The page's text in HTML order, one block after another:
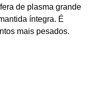
de plasma grande
íntegra. É
mais pesados.